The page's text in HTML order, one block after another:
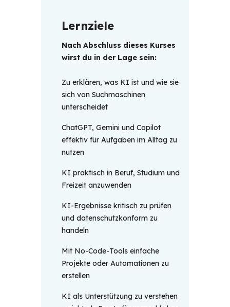
Lernziele
Nach Abschluss dieses Kurses
wirst du in der Lage sein:
Zu erklären, was KI ist und wie sie
sich von Suchmaschinen
unterscheidet
ChatGPT, Gemini und Copilot
effektiv für Aufgaben im Alltag zu
nutzen
KI praktisch in Beruf, Studium und
Freizeit anzuwenden
KI-Ergebnisse kritisch zu prüfen
und datenschutzkonform zu
handeln
Mit No-Code-Tools einfache
Projekte oder Automationen zu
erstellen
KI als Unterstützung zu verstehen